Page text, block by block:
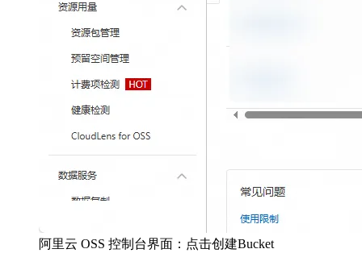
阿里云 OSS 控制台界面：点击创建Bucket